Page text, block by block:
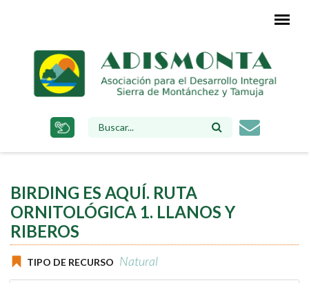
principal
BÚSQUEDA
BIRDING ES AQUÍ. RUTA
ORNITOLÓGICA 1. LLANOS Y
RIBEROS
TIPO DE RECURSO Natural